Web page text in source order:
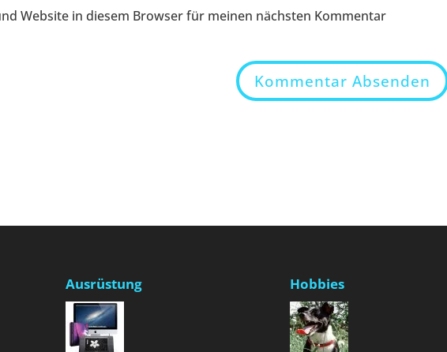
Website in diesem Browser für meinen nächsten Kommentar
Ausrüstung Hobbies